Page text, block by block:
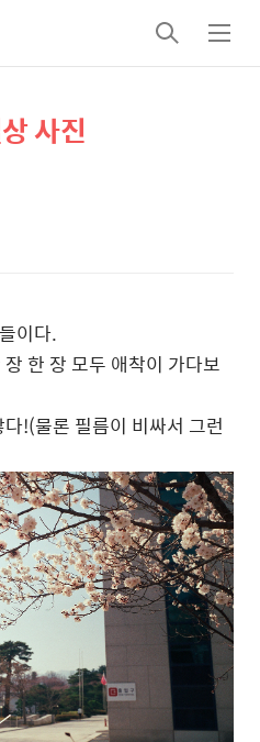
검
색
메
뉴
사진
이다.
한 장 모두 애착이 가다보
!(물론 필름이 비싸서 그런